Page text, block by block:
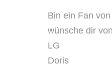
Bin ein Fan
wünsche dir
LG
Doris